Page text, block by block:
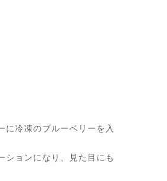
に冷凍のブルーベリーを入
ションになり、見た目にも